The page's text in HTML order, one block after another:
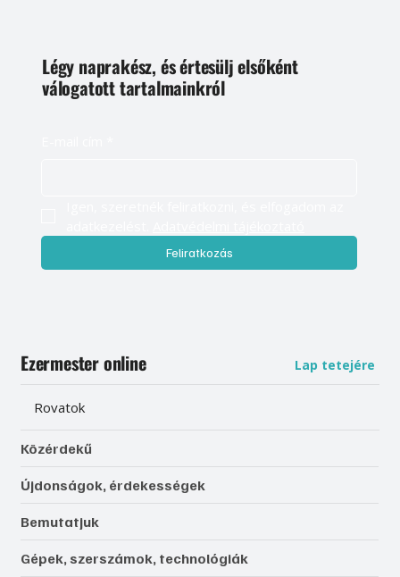
Légy naprakész, és értesülj elsőként
válogatott tartalmainkról
Feliratkozás
Ezermester online Lap tetejére
Rovatok
Közérdekű
Újdonságok, érdekességek
Bemutatjuk
Gépek, szerszámok, technológiák